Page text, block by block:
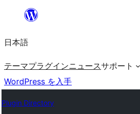
を
ッ
プ
日本語
テーマプラグインニュースサポート
WordPress を入手
Plugin Directory